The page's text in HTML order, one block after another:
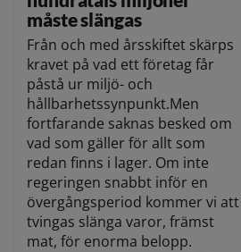
måste slängas
Från och med årsskiftet skärps
kravet på vad ett företag får
påstå ur miljö- och
hållbarhetssynpunkt.Men
fortfarande saknas besked om
vad som gäller för allt som
redan finns i lager. Om inte
regeringen snabbt inför en
övergångsperiod kommer vi att
tvingas slänga varor, främst
mat, för enorma belopp.